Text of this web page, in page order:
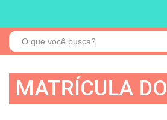
MATRÍCULA DO